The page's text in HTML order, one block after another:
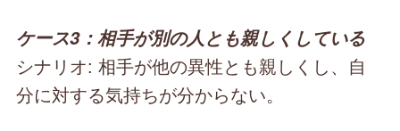
ケース3：相手が別の人とも親しくしている
シナリオ: 相手が他の異性とも親しくし、自
分に対する気持ちが分からない。